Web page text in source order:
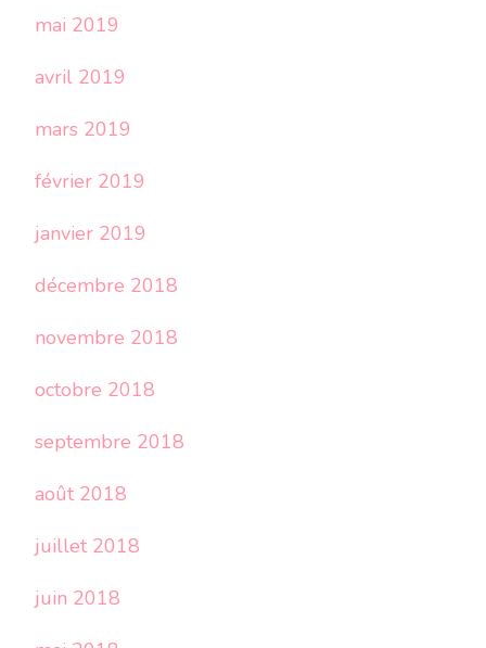
mai 2019
avril 2019
mars 2019
février 2019
janvier 2019
décembre 2018
novembre 2018
octobre 2018
septembre 2018
août 2018
juillet 2018
juin 2018